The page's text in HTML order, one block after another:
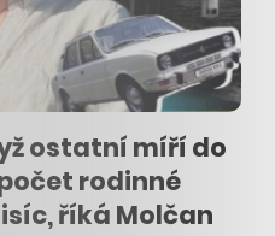
ostatní míří do
rodinné
říká Molčan